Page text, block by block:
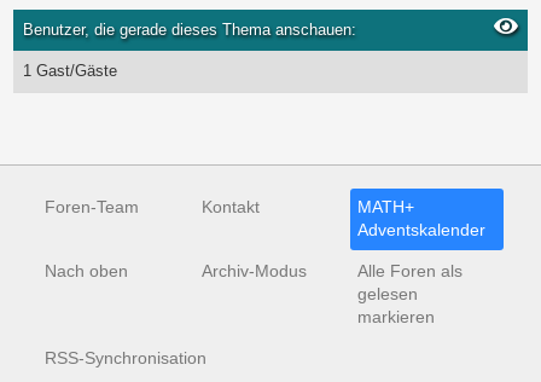
Benutzer, die gerade dieses Thema anschauen:
1 Gast/Gäste
Foren-Team Kontakt
MATH+
Adventskalender
Nach oben Archiv-Modus
Alle Foren als
gelesen
markieren
RSS-Synchronisation